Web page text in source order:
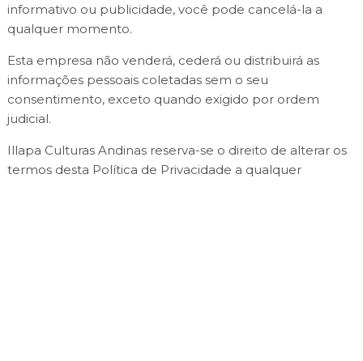
informativo ou publicidade, você pode cancelá-la a
qualquer momento.
Esta empresa não venderá, cederá ou distribuirá as
informações pessoais coletadas sem o seu
consentimento, exceto quando exigido por ordem
judicial.
Illapa Culturas Andinas reserva-se o direito de alterar os
termos desta Política de Privacidade a qualquer